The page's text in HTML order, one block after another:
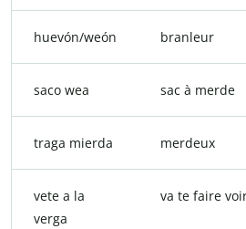
huevón/weón branleur
saco wea sac à merde
traga mierda merdeux
vete a la
verga
va te faire